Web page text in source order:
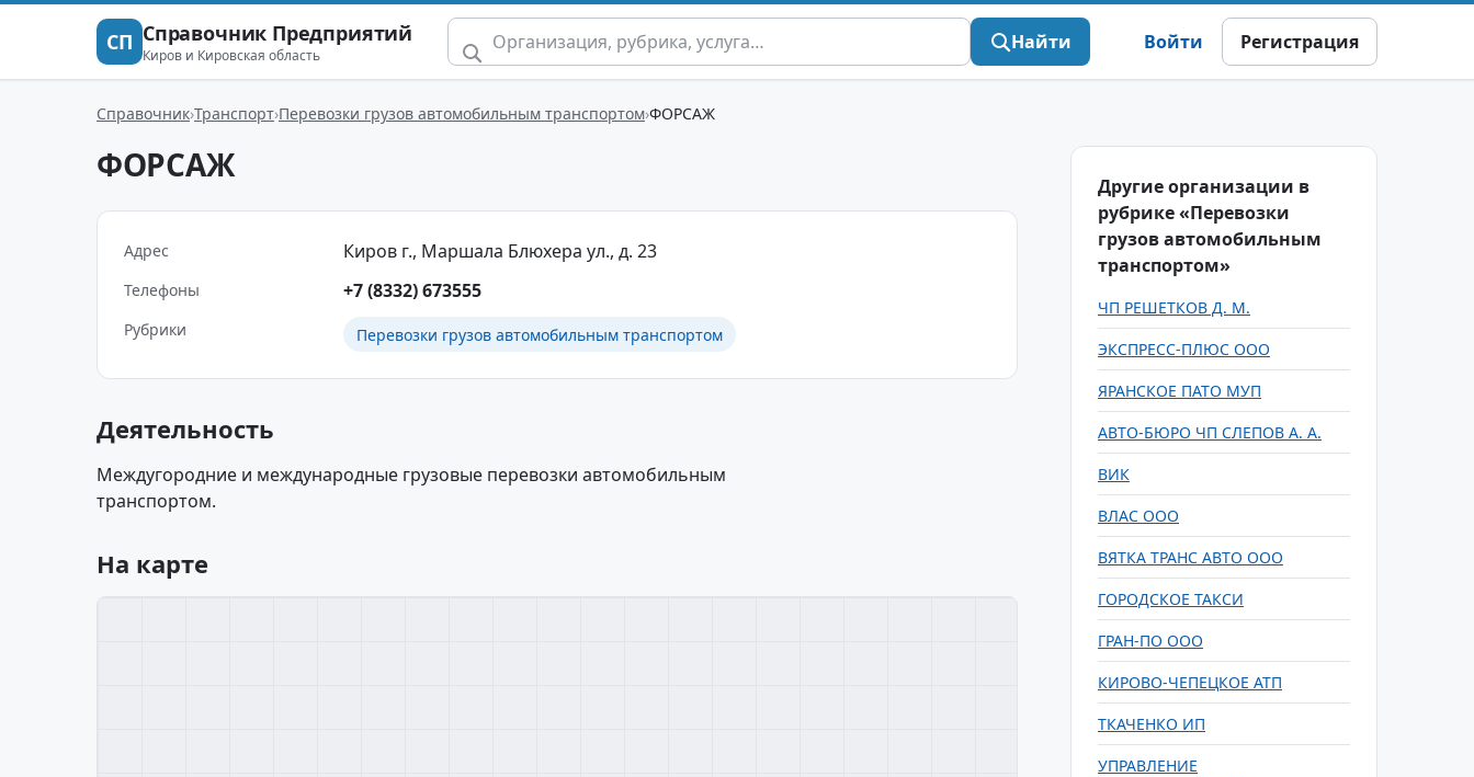
СП Справочник Предприятий
Киров и Кировская область
Найти Войти Регистрация
Справочник Транспорт Перевозки грузов автомобильным транспортом ФОРСАЖ
ФОРСАЖ
Адрес Киров г., Маршала Блюхера ул., д. 23
Телефоны +7 (8332) 673555
Рубрики Перевозки грузов автомобильным транспортом
Деятельность
Междугородние и международные грузовые перевозки автомобильным
транспортом.
На карте
Другие организации в
рубрике «Перевозки
грузов автомобильным
транспортом»
ЧП РЕШЕТКОВ Д. М.
ЭКСПРЕСС-ПЛЮС ООО
ЯРАНСКОЕ ПАТО МУП
АВТО-БЮРО ЧП СЛЕПОВ А. А.
ВИК
ВЛАС ООО
ВЯТКА ТРАНС АВТО ООО
ГОРОДСКОЕ ТАКСИ
ГРАН-ПО ООО
КИРОВО-ЧЕПЕЦКОЕ АТП
ТКАЧЕНКО ИП
УПРАВЛЕНИЕ